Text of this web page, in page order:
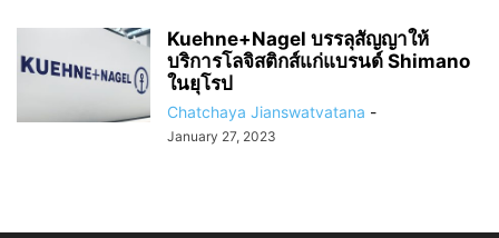
Kuehne+Nagel บรรลุสัญญาให้
บริการโลจิสติกส์แก่แบรนด์ Shimano
ในยุโรป
Chatchaya Jianswatvatana -
January 27, 2023